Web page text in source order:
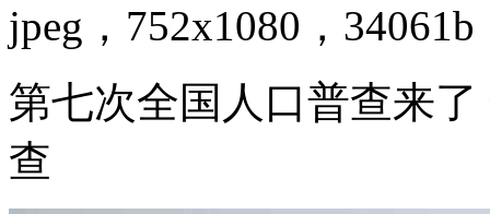
jpeg，752x1080，34061b
第七次全国人口普查来
查